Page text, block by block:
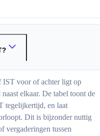
IST voor of achter ligt op
elkaar. De tabel toont de
tegelijkertijd, en laat
Dit is bijzonder nuttig
vergaderingen tussen